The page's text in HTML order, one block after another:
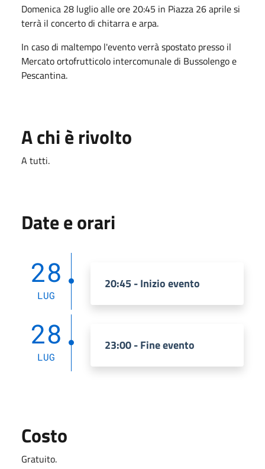
Domenica 28 luglio alle ore 20:45 in Piazza 26 aprile si
terrà il concerto di chitarra e arpa.
In caso di maltempo l'evento verrà spostato presso il
Mercato ortofrutticolo intercomunale di Bussolengo e
Pescantina.
A chi è rivolto
A tutti.
Date e orari
28
LUG
20:45 - Inizio evento
28
LUG
23:00 - Fine evento
Costo
Gratuito.